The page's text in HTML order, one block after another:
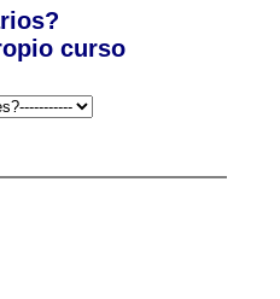
curso